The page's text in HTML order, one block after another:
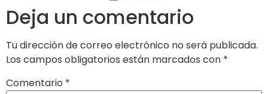
Deja un comentario
Tu dirección de correo electrónico no será publicada.
Los campos obligatorios están marcados con *
Comentario *